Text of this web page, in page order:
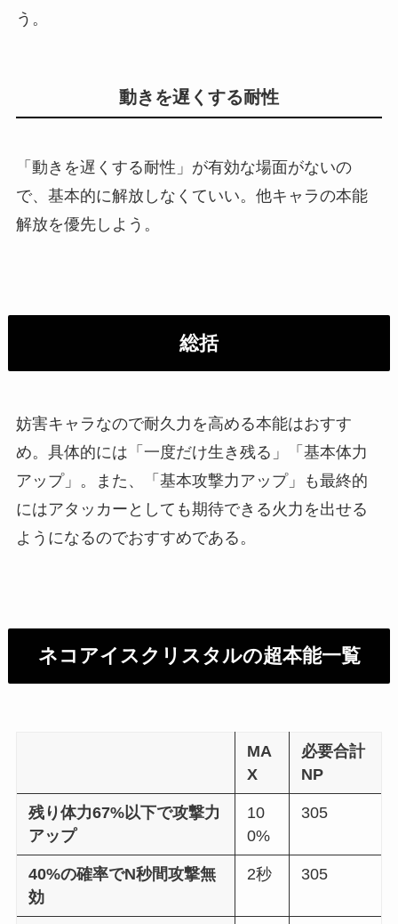
う。
動きを遅くする耐性
「動きを遅くする耐性」が有効な場面がないの
で、基本的に解放しなくていい。他キャラの本能
解放を優先しよう。
総括
妨害キャラなので耐久力を高める本能はおすす
め。具体的には「一度だけ生き残る」「基本体力
アップ」。また、「基本攻撃力アップ」も最終的
にはアタッカーとしても期待できる火力を出せる
ようになるのでおすすめである。
ネコアイスクリスタルの超本能一覧
MA
X
必要合計
NP
残り体力67%以下で攻撃力
アップ
10
0%
305
40%の確率でN秒間攻撃無
効
2秒 305